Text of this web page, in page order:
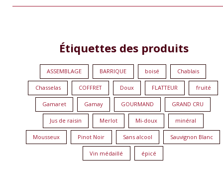
Étiquettes des produits
ASSEMBLAGE BARRIQUE boisé Chablais
Chasselas COFFRET Doux FLATTEUR fruité
Gamaret Gamay GOURMAND GRAND CRU
Jus de raisin Merlot Mi-doux minéral
Mousseux Pinot Noir Sans alcool Sauvignon Blanc
Vin médaillé épicé
produits
produits
produits
produitproduit